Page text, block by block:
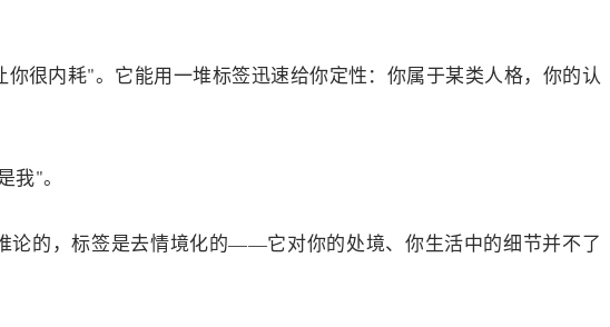
很内耗"。它能用一堆标签迅速给你定性：你属于某类人格，你的认
"。
论的，标签是去情境化的——它对你的处境、你生活中的细节并不了